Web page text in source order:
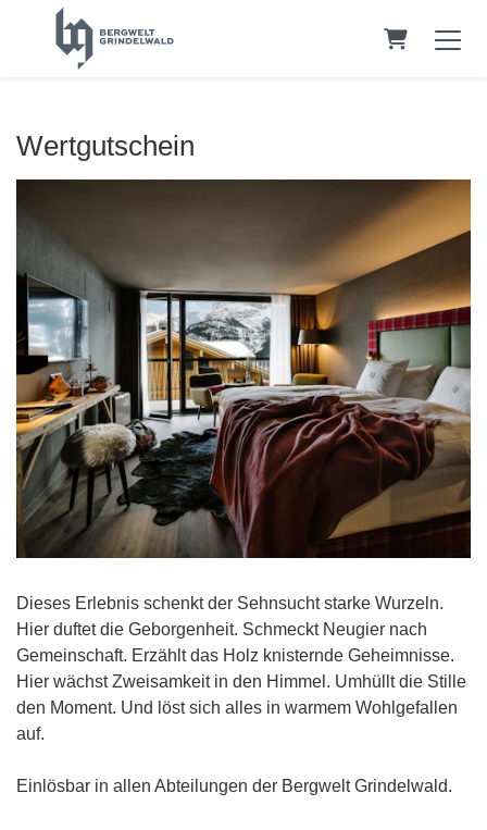
Wertgutschein
Dieses Erlebnis schenkt der Sehnsucht starke Wurzeln.
Hier duftet die Geborgenheit. Schmeckt Neugier nach
Gemeinschaft. Erzählt das Holz knisternde Geheimnisse.
Hier wächst Zweisamkeit in den Himmel. Umhüllt die Stille
den Moment. Und löst sich alles in warmem Wohlgefallen
auf.
Einlösbar in allen Abteilungen der Bergwelt Grindelwald.